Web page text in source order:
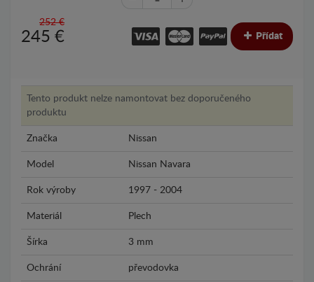
252 €
245 € Přídat
Tento produkt nelze namontovat bez doporučeného
produktu
Značka Nissan
Model Nissan Navara
Rok výroby 1997 - 2004
Materiál Plech
Šírka 3 mm
Ochrání převodovka